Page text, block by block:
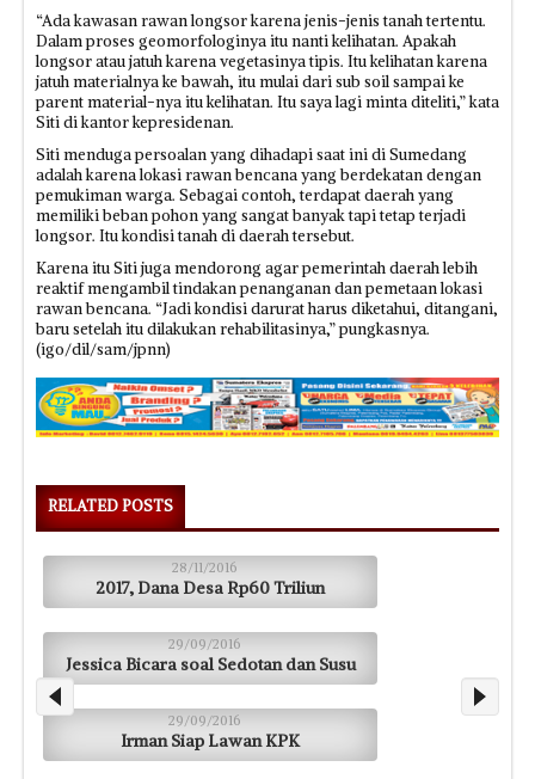
“Ada kawasan rawan longsor karena jenis-jenis tanah tertentu.
Dalam proses geomorfologinya itu nanti kelihatan. Apakah
longsor atau jatuh karena vegetasinya tipis. Itu kelihatan karena
jatuh materialnya ke bawah, itu mulai dari sub soil sampai ke
parent material-nya itu kelihatan. Itu saya lagi minta diteliti,” kata
Siti di kantor kepresidenan.
Siti menduga persoalan yang dihadapi saat ini di Sumedang
adalah karena lokasi rawan bencana yang berdekatan dengan
pemukiman warga. Sebagai contoh, terdapat daerah yang
memiliki beban pohon yang sangat banyak tapi tetap terjadi
longsor. Itu kondisi tanah di daerah tersebut.
Karena itu Siti juga mendorong agar pemerintah daerah lebih
reaktif mengambil tindakan penanganan dan pemetaan lokasi
rawan bencana. “Jadi kondisi darurat harus diketahui, ditangani,
baru setelah itu dilakukan rehabilitasinya,” pungkasnya.
(igo/dil/sam/jpnn)
RELATED POSTS
28/11/2016
2017, Dana Desa Rp60 Triliun
29/09/2016
Jessica Bicara soal Sedotan dan Susu
29/09/2016
Irman Siap Lawan KPK